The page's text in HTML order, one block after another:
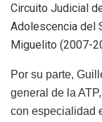
Circuito Judicial
Adolescencia del
Miguelito (2007-
Por su parte,
general de la
con especialidad